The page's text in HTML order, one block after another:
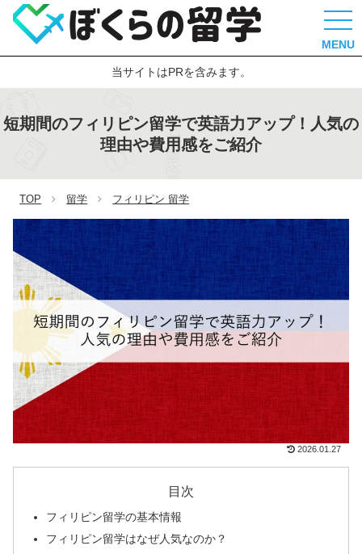
MENU
当サイトはPRを含みます。
短期間のフィリピン留学で英語力アップ！人気の
理由や費用感をご紹介
TOP 留学 フィリピン 留学
2026.01.27
目次
フィリピン留学の基本情報
フィリピン留学はなぜ人気なのか？